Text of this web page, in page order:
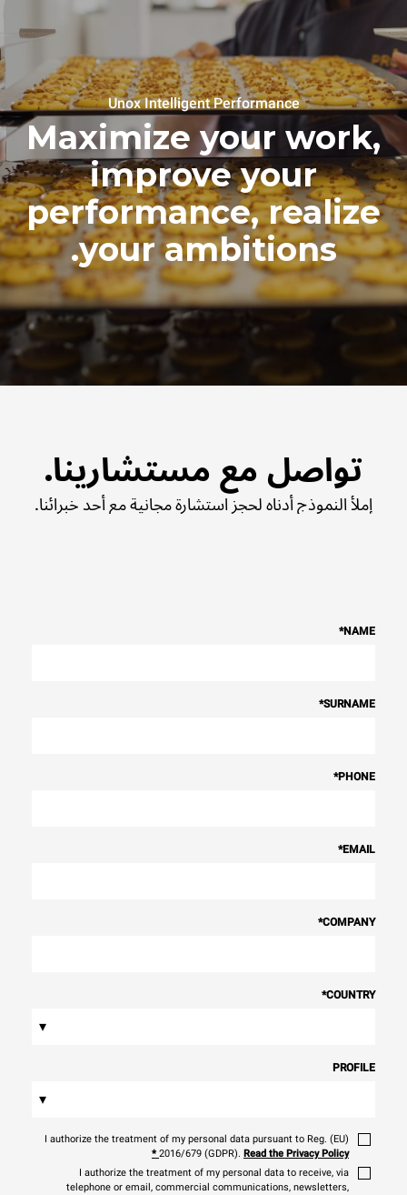
Unox Intelligent Performance
Maximize your work,
improve your
performance, realize
your ambitions.
تواصل مع مستشارينا.
إملأ النموذج أدناه لحجز استشارة مجانية مع أحد خبرائنا.
NAME
*
SURNAME
*
PHONE
*
EMAIL
*
COMPANY
*
COUNTRY
*
▾
PROFILE
▾
I authorize the treatment of my personal data pursuant to Reg. (EU)
2016/679 (GDPR). Read the Privacy Policy
*
I authorize the treatment of my personal data to receive, via
telephone or email, commercial communications, newsletters,